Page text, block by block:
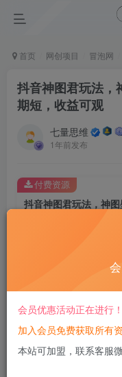
首页 网创项目 冒泡网
抖音神图君玩法，
期短，收益可观
七量思维
1年前发布
免费
您当前
付费资源
会员优惠活动正在进行！
加入会员免费获取所有资
本站可加盟，联系客服